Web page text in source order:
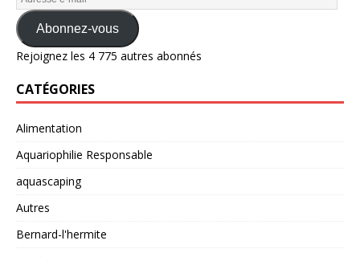
Abonnez-vous
Rejoignez les 4 775 autres abonnés
CATÉGORIES
Alimentation
Aquariophilie Responsable
aquascaping
Autres
Bernard-l'hermite